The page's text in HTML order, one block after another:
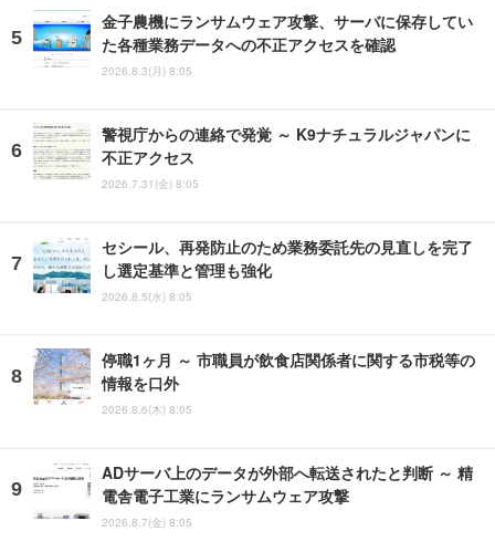
金子農機にランサムウェア攻撃、サーバに保存してい
た各種業務データへの不正アクセスを確認
2026.8.3(月) 8:05
警視庁からの連絡で発覚 ～ K9ナチュラルジャパンに
不正アクセス
2026.7.31(金) 8:05
セシール、再発防止のため業務委託先の見直しを完了
し選定基準と管理も強化
2026.8.5(水) 8:05
停職1ヶ月 ～ 市職員が飲食店関係者に関する市税等の
情報を口外
2026.8.6(木) 8:05
ADサーバ上のデータが外部へ転送されたと判断 ～ 精
電舎電子工業にランサムウェア攻撃
2026.8.7(金) 8:05